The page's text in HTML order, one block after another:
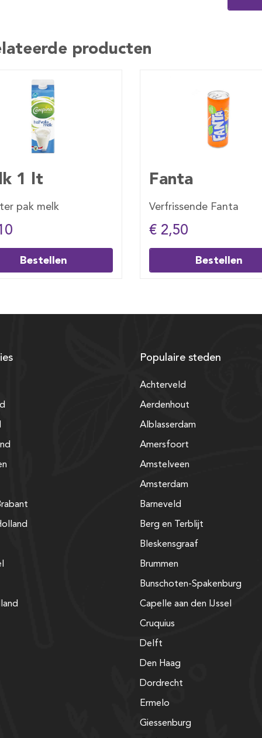
producten
Fanta
Bestellen
Sprite
Verfrissende Sprite
€ 2,50
Bestellen
Populaire steden
Achterveld
Aerdenhout
Alblasserdam
Amersfoort
Amstelveen
Amsterdam
Barneveld
Berg en Terblijt
Bleskensgraaf
Brummen
Bunschoten-Spakenburg
Capelle aan den IJssel
Cruquius
Delft
Den Haag
Dordrecht
Ermelo
Giessenburg